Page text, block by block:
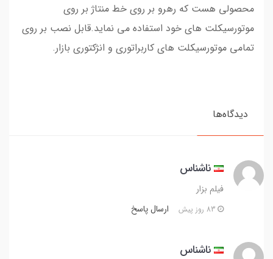
محصولی هست که رهرو بر روی خط منتاژ بر روی
موتورسیکلت های خود استفاده می نماید.قابل نصب بر روی
تمامی موتورسیکلت های کاربراتوری و انژکتوری بازار.
دیدگاه‌ها
ناشناس
فیلم بزار
ارسال پاسخ
ناشناس